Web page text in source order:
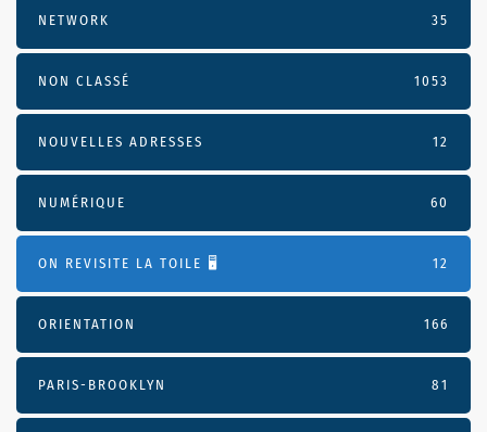
NETWORK 35
NON CLASSÉ 1053
NOUVELLES ADRESSES 12
NUMÉRIQUE 60
ON REVISITE LA TOILE 🖥️ 12
ORIENTATION 166
PARIS-BROOKLYN 81